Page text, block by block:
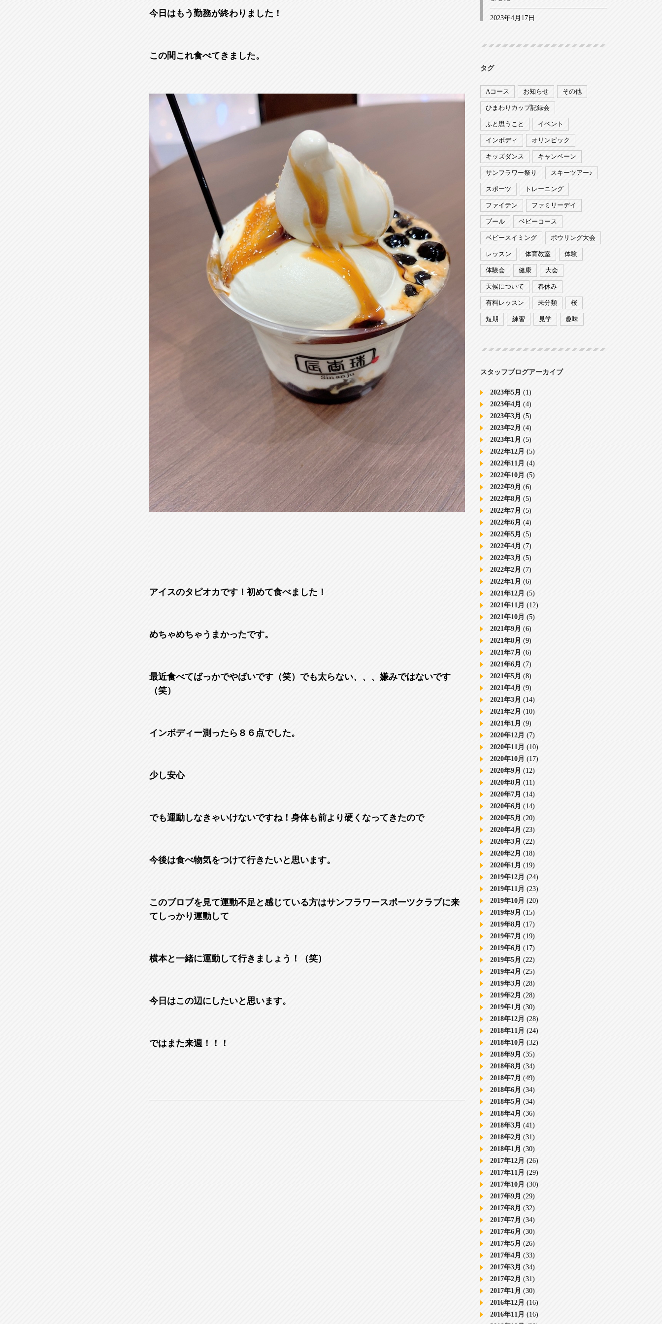
今日はもう勤務が終わりました！
この間これ食べてきました。
アイスのタピオカです！初めて食べました！
めちゃめちゃうまかったです。
最近食べてばっかでやばいです（笑）でも太らない、、、嫌みではないです
（笑）
インボディー測ったら８６点でした。
少し安心
でも運動しなきゃいけないですね！身体も前より硬くなってきたので
今後は食べ物気をつけて行きたいと思います。
このブロブを見て運動不足と感じている方はサンフラワースポーツクラブに来
てしっかり運動して
横本と一緒に運動して行きましょう！（笑）
今日はこの辺にしたいと思います。
ではまた来週！！！
2023年4月17日
タグ
Aコース お知らせ その他
ひまわりカップ記録会
ふと思うこと イベント
インボディ オリンピック
キッズダンス キャンペーン
サンフラワー祭り スキーツアー♪
スポーツ トレーニング
ファイテン ファミリーデイ
プール ベビーコース
ベビースイミング ボウリング大会
レッスン 体育教室 体験
体験会 健康 大会
天候について 春休み
有料レッスン 未分類 桜
短期 練習 見学 趣味
スタッフブログアーカイブ
2023年5月 (1)
2023年4月 (4)
2023年3月 (5)
2023年2月 (4)
2023年1月 (5)
2022年12月 (5)
2022年11月 (4)
2022年10月 (5)
2022年9月 (6)
2022年8月 (5)
2022年7月 (5)
2022年6月 (4)
2022年5月 (5)
2022年4月 (7)
2022年3月 (5)
2022年2月 (7)
2022年1月 (6)
2021年12月 (5)
2021年11月 (12)
2021年10月 (5)
2021年9月 (6)
2021年8月 (9)
2021年7月 (6)
2021年6月 (7)
2021年5月 (8)
2021年4月 (9)
2021年3月 (14)
2021年2月 (10)
2021年1月 (9)
2020年12月 (7)
2020年11月 (10)
2020年10月 (17)
2020年9月 (12)
2020年8月 (11)
2020年7月 (14)
2020年6月 (14)
2020年5月 (20)
2020年4月 (23)
2020年3月 (22)
2020年2月 (18)
2020年1月 (19)
2019年12月 (24)
2019年11月 (23)
2019年10月 (20)
2019年9月 (15)
2019年8月 (17)
2019年7月 (19)
2019年6月 (17)
2019年5月 (22)
2019年4月 (25)
2019年3月 (28)
2019年2月 (28)
2019年1月 (30)
2018年12月 (28)
2018年11月 (24)
2018年10月 (32)
2018年9月 (35)
2018年8月 (34)
2018年7月 (49)
2018年6月 (34)
2018年5月 (34)
2018年4月 (36)
2018年3月 (41)
2018年2月 (31)
2018年1月 (30)
2017年12月 (26)
2017年11月 (29)
2017年10月 (30)
2017年9月 (29)
2017年8月 (32)
2017年7月 (34)
2017年6月 (30)
2017年5月 (26)
2017年4月 (33)
2017年3月 (34)
2017年2月 (31)
2017年1月 (30)
2016年12月 (16)
2016年11月 (16)